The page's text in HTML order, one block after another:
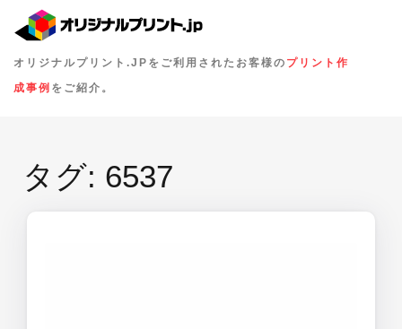
オリジナルプリント.JPをご利用されたお客様の プリント作
成事例 をご紹介。
タグ: 6537